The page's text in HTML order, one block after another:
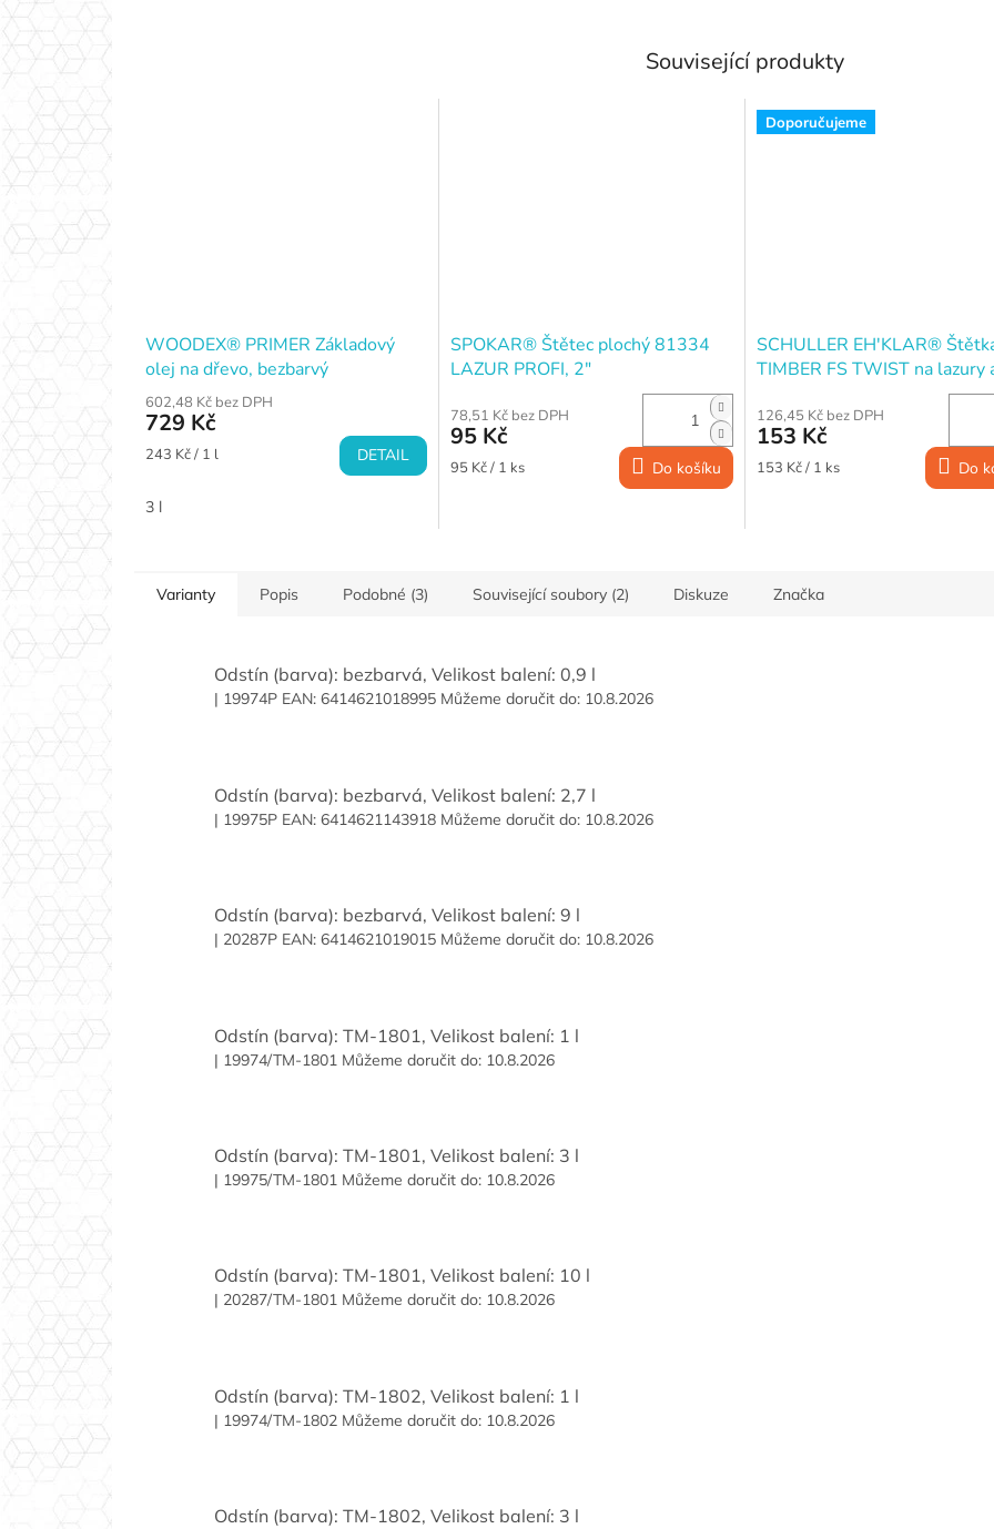
Související produkty
WOODEX® PRIMER Základový
olej na dřevo, bezbarvý
602,48 Kč bez DPH
729 Kč
Měrná
243 Kč / 1 l DETAIL
3 l
SPOKAR® Štětec plochý 81334
LAZUR PROFI, 2"
78,51 Kč bez DPH
95 Kč
Měrná
95 Kč / 1 ks Do košíku
Doporučujeme
SCHULLER EH'KLAR®
TIMBER FS TWIST na lazury
impregnace, 70×25 mm
126,45 Kč bez DPH
153 Kč
Měrná
153 Kč / 1 ks Do
Varianty Popis Podobné (3) Související soubory (2) Diskuze Značka
Odstín (barva): bezbarvá, Velikost balení: 0,9 l
| 19974P EAN: 6414621018995 Můžeme doručit do: 10.8.2026
Odstín (barva): bezbarvá, Velikost balení: 2,7 l
| 19975P EAN: 6414621143918 Můžeme doručit do: 10.8.2026
Odstín (barva): bezbarvá, Velikost balení: 9 l
| 20287P EAN: 6414621019015 Můžeme doručit do: 10.8.2026
Odstín (barva): TM-1801, Velikost balení: 1 l
| 19974/TM-1801 Můžeme doručit do: 10.8.2026
Odstín (barva): TM-1801, Velikost balení: 3 l
| 19975/TM-1801 Můžeme doručit do: 10.8.2026
Odstín (barva): TM-1801, Velikost balení: 10 l
| 20287/TM-1801 Můžeme doručit do: 10.8.2026
Odstín (barva): TM-1802, Velikost balení: 1 l
| 19974/TM-1802 Můžeme doručit do: 10.8.2026
Odstín (barva): TM-1802, Velikost balení: 3 l